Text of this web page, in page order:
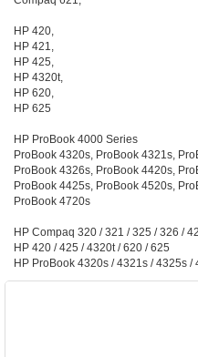
HP 420,
HP 421,
HP 425,
HP 4320t,
HP 620,
HP 625
HP ProBook 4000 Series
ProBook 4320s, ProBook 4321s,
ProBook 4326s, ProBook 4420s,
ProBook 4425s, ProBook 4520s,
ProBook 4720s
HP Compaq 320 / 321 / 325 / 326 /
HP 420 / 425 / 4320t / 620 / 625
HP ProBook 4320s / 4321s / 4325s